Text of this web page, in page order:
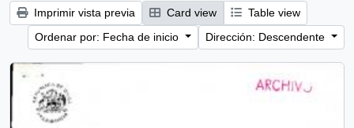
Imprimir vista previa Card view
Table view
Ordenar por: Fecha de inicio
Dirección: Descendente